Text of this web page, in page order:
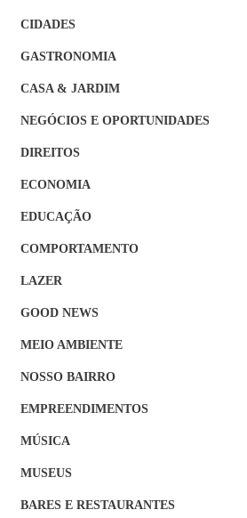
CIDADES
GASTRONOMIA
CASA & JARDIM
NEGÓCIOS E OPORTUNIDADES
DIREITOS
ECONOMIA
EDUCAÇÃO
COMPORTAMENTO
LAZER
GOOD NEWS
MEIO AMBIENTE
NOSSO BAIRRO
EMPREENDIMENTOS
MÚSICA
MUSEUS
BARES E RESTAURANTES